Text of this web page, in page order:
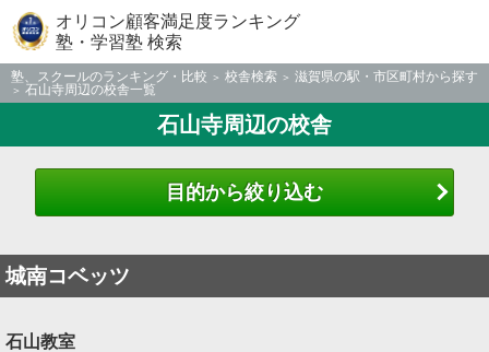
オリコン顧客満足度ランキング
塾・学習塾 検索
塾、スクールのランキング・比較 校舎検索
滋賀県の駅・市区町村から探す
石山寺周辺の校舎一覧
石山寺周辺の校舎
目的から絞り込む
城南コベッツ
石山教室